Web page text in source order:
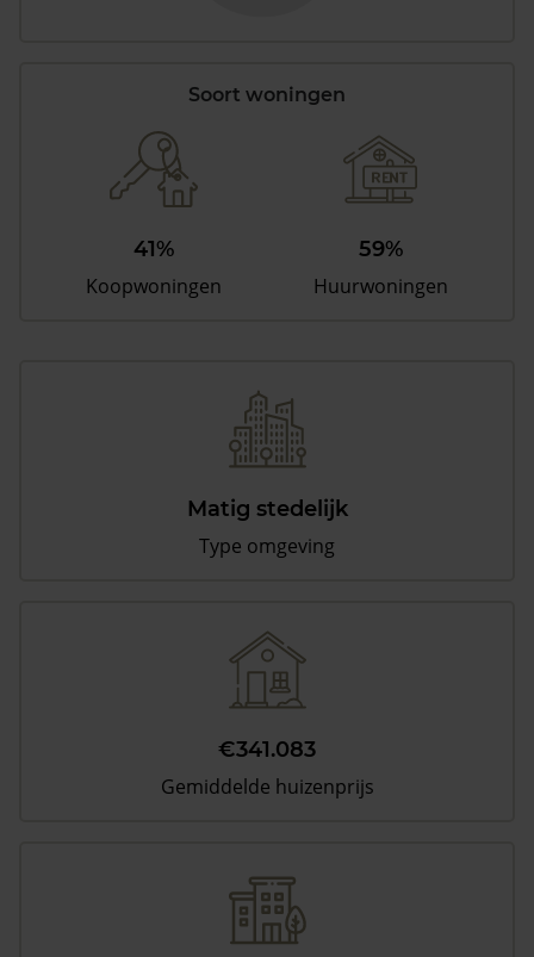
Soort woningen
41%
Koopwoningen
59%
Huurwoningen
Matig stedelijk
Type omgeving
€341.083
Gemiddelde huizenprijs